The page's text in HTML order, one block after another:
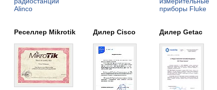
Alinco
приборы Fluke
Реселлер Mikrotik Дилер Cisco Дилер Getac